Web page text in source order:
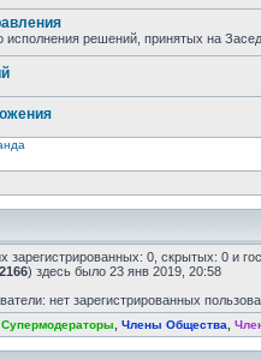
решений, принятых на
зарегистрированных: 0, скрытых: 0 и
2166) здесь было 23 янв 2019, 20:58
нет зарегистрированных
Супермодераторы Члены Общества